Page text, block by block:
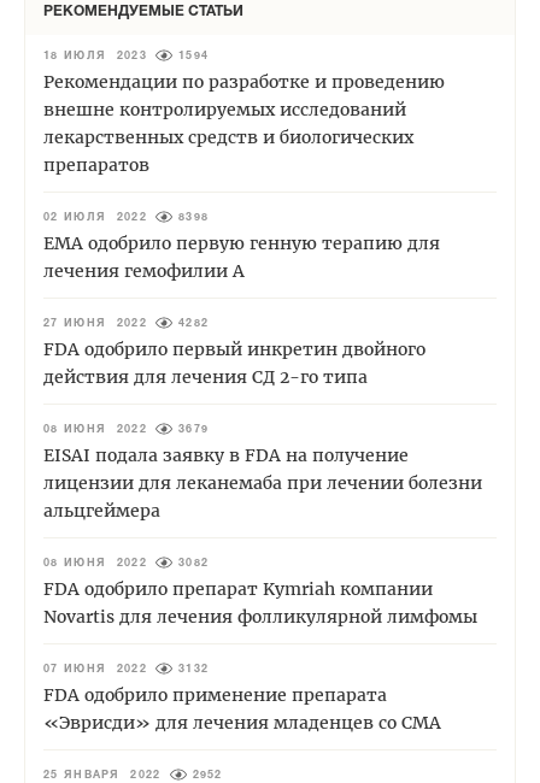
РЕКОМЕНДУЕМЫЕ СТАТЬИ
18 ИЮЛЯ 2023 1594
Рекомендации по разработке и проведению
внешне контролируемых исследований
лекарственных средств и биологических
препаратов
02 ИЮЛЯ 2022 8398
EMA одобрило первую генную терапию для
лечения гемофилии А
27 ИЮНЯ 2022 4282
FDA одобрило первый инкретин двойного
действия для лечения СД 2-го типа
08 ИЮНЯ 2022 3679
EISAI подала заявку в FDA на получение
лицензии для леканемаба при лечении болезни
альцгеймера
08 ИЮНЯ 2022 3082
FDA одобрило препарат Kymriah компании
Novartis для лечения фолликулярной лимфомы
07 ИЮНЯ 2022 3132
FDA одобрило применение препарата
«Эврисди» для лечения младенцев со СМА
25 ЯНВАРЯ 2022 2952